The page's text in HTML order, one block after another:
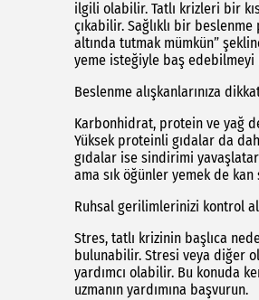
ilgili olabilir. Tatlı krizleri bir
çıkabilir. Sağlıklı bir
altında tutmak mümkün”
yeme isteğiyle baş edebilmeyi
Beslenme alışkanlarınıza
Karbonhidrat, protein ve yağ
Yüksek proteinli gıdalar da
gıdalar ise sindirimi
ama sık öğünler yemek de
Ruhsal gerilimlerinizi kontrol
Stres, tatlı krizinin başlıca
bulunabilir. Stresi veya diğer
yardımcı olabilir. Bu konuda
uzmanın yardımına başvurun.